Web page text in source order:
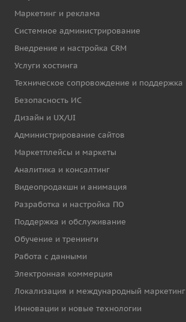
Маркетинг и реклама
Системное администрирование
Внедрение и настройка CRM
Услуги хостинга
Техническое сопровождение и поддержка
Безопасность ИС
Дизайн и UX/UI
Администрирование сайтов
Маркетплейсы и маркеты
Аналитика и консалтинг
Видеопродакшн и анимация
Разработка и настройка ПО
Поддержка и обслуживание
Обучение и тренинги
Работа с данными
Электронная коммерция
Локализация и международный маркетинг
Инновации и новые технологии